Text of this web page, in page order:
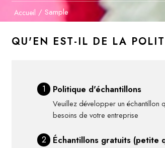
Accueil / Sample
QU'EN EST-IL DE LA
1 Politique d'échantillons
Veuillez développer un échantillon
besoins de votre entreprise
2 Échantillons gratuits (petite